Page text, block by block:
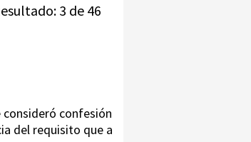
3 de 46
consideró confesión
del requisito que a